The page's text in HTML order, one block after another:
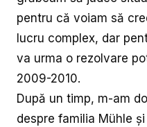
pentru că voiam să
lucru complex, dar
va urma o rezolvare
2009-2010.
După un timp, m-am
despre familia Mühle